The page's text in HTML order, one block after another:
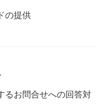
の提供
るお問合せへの回答対